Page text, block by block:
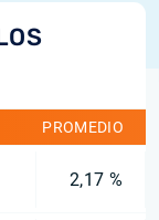
PROMEDIO
2,17 %